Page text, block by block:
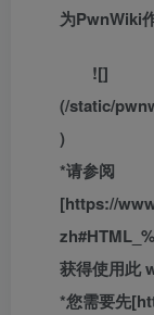
为PwnWiki
![]
(/static/
)
*请参阅
[https://
获得使用此
*您需要先